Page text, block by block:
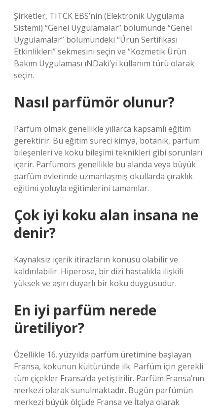
Şirketler, TITCK EBS’nin (Elektronik Uygulama
Sistemi) “Genel Uygulamalar” bölümünde “Genel
Uygulamalar” bölümündeki “Ürün Sertifikası
Etkinlikleri” sekmesini seçin ve “Kozmetik Ürün
Bakım Uygulaması ıNDaki’yi kullanım türü olarak
seçin.
Nasıl parfümör olunur?
Parfüm olmak genellikle yıllarca kapsamlı eğitim
gerektirir. Bu eğitim süreci kimya, botanik, parfüm
bileşenleri ve koku bileşimi teknikleri gibi sorunları
içerir. Parfumors genellikle bu alanda veya büyük
parfüm evlerinde uzmanlaşmış okullarda çıraklık
eğitimi yoluyla eğitimlerini tamamlar.
Çok iyi koku alan insana ne
denir?
Kaynaksız içerik itirazların konusu olabilir ve
kaldırılabilir. Hiperose, bir dizi hastalıkla ilişkili
yüksek ve aşırı duyarlı bir koku duygusudur.
En iyi parfüm nerede
üretiliyor?
Özellikle 16. yüzyılda parfüm üretimine başlayan
Fransa, kokunun kültüründe ilk. Parfüm için gerekli
tüm çiçekler Fransa’da yetiştirilir. Parfüm Fransa’nın
merkezi olarak sunulmaktadır. Bugün parfümün
merkezi büyük ölçüde Fransa ve İtalya olarak